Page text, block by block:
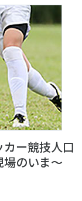
ー競技人口
のいま～